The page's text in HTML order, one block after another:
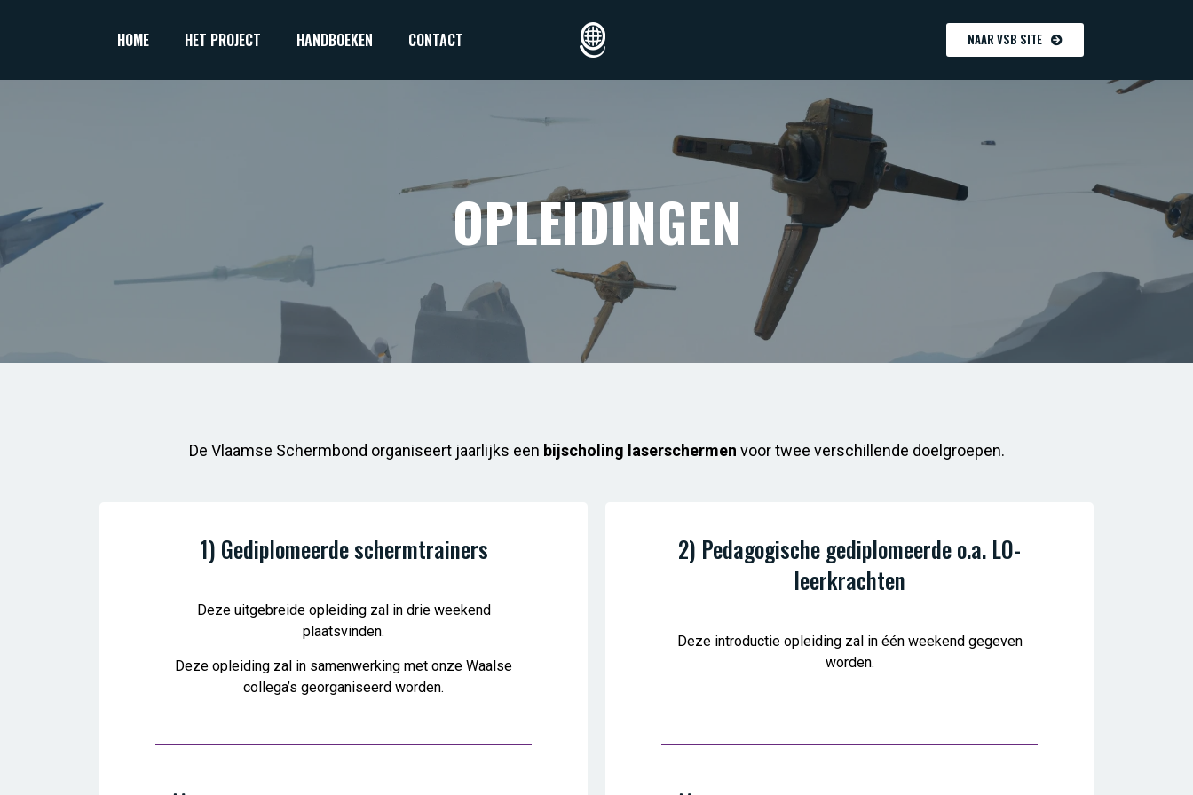
HOME HET PROJECT HANDBOEKEN CONTACT NAAR VSB SITE
OPLEIDINGEN
De Vlaamse Schermbond organiseert jaarlijks een bijscholing laserschermen voor twee verschillende doelgroepen.
1) Gediplomeerde schermtrainers
Deze uitgebreide opleiding zal in drie weekend
plaatsvinden.
Deze opleiding zal in samenwerking met onze Waalse
collega’s georganiseerd worden.
2) Pedagogische gediplomeerde o.a. LO-
leerkrachten
Deze introductie opleiding zal in één weekend gegeven
worden.